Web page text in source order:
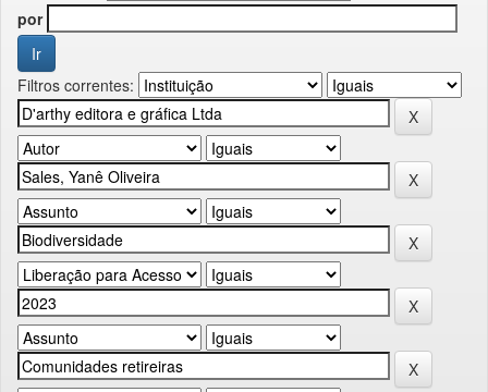
por
Filtros correntes: